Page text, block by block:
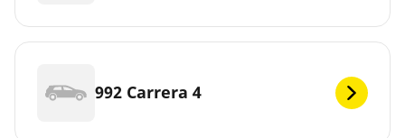
992 Carrera 4